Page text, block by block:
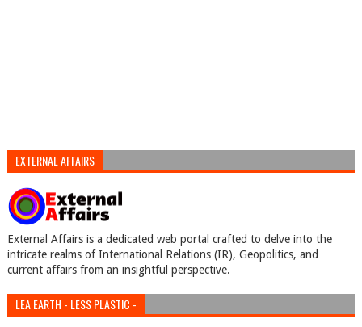
EXTERNAL AFFAIRS
External Affairs is a dedicated web portal crafted to delve into the
intricate realms of International Relations (IR), Geopolitics, and
current affairs from an insightful perspective.
LEA EARTH - LESS PLASTIC -